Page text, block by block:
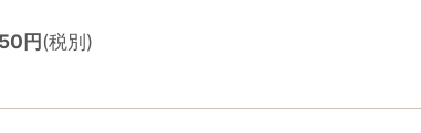
円(税別)